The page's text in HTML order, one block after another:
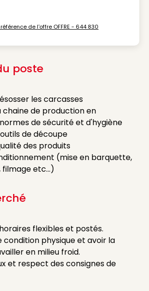
clipboard
de l'offre OFFRE - 644 830
poste
les carcasses
de production en
de sécurité et d'hygiène
de découpe
des produits
(mise en barquette,
etc...)
flexibles et postés.
condition physique et avoir la
en milieu froid.
et respect des consignes de